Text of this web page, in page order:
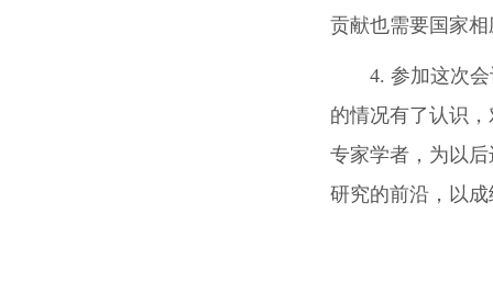
贡献也需要国家
4. 参加这次
的情况有了认识
专家学者，为以
研究的前沿，以